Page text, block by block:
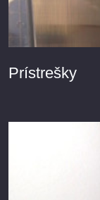
Prístrešky